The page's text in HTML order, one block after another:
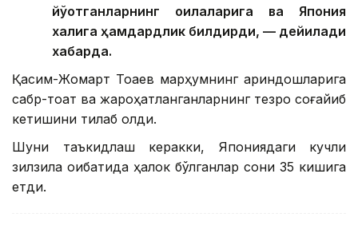
йўқотганларнинг оилаларига ва Япония
халқига ҳамдардлик билдирди, — дейилади
хабарда.
Қасим-Жомарт Тоқаев марҳумнинг қариндошларига
сабр-тоқат ва жароҳатланганларнинг тезроқ соғайиб
кетишини тилаб қолди.
Шуни таъкидлаш керакки, Япониядаги кучли
зилзила оқибатида ҳалок бўлганлар сони 35 кишига
етди.